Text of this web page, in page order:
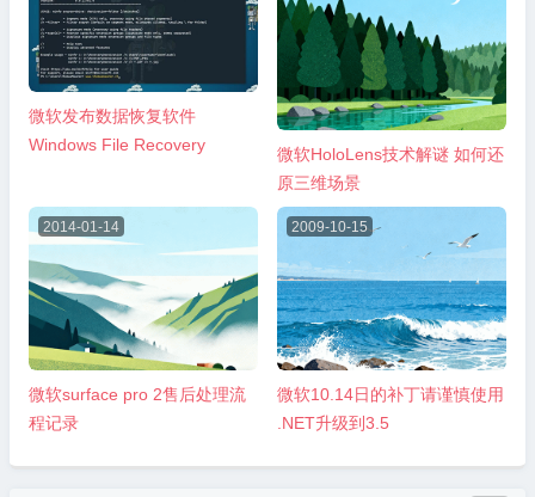
微软发布数据恢复软件
Windows File Recovery
微软HoloLens技术解谜 如何还
原三维场景
2014-01-14
微软surface pro 2售后处理流
程记录
2009-10-15
微软10.14日的补丁请谨慎使用
.NET升级到3.5